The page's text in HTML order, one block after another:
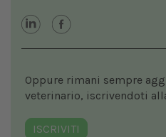
Oppure rimani sempre
veterinario, iscrivendoti
ISCRIVITI